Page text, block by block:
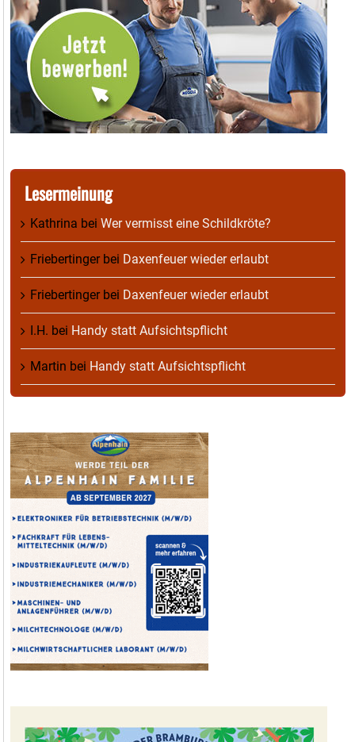
Lesermeinung
Kathrina bei Wer vermisst eine Schildkröte?
Friebertingerbei Daxenfeuer wieder erlaubt
Friebertingerbei Daxenfeuer wieder erlaubt
I.H. bei Handy statt Aufsichtspflicht
Martin bei Handy statt Aufsichtspflicht